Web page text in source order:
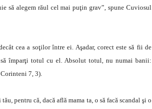
să alegem răul cel mai puţin grav”, spune Cuviosul
cea a soţilor între ei. Aşadar, corect este să fii de
împarţi totul cu el. Absolut totul, nu numai banii:
7, 3).
pentru că, dacă află mama ta, o să facă scandal şi o